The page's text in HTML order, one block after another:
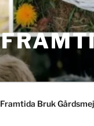
Framtida Bruk